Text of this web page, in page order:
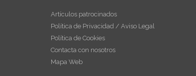
Artículos patrocinados
Política de Privacidad / Aviso Legal
Política de Cookies
Contacta con nosotros
Mapa Web